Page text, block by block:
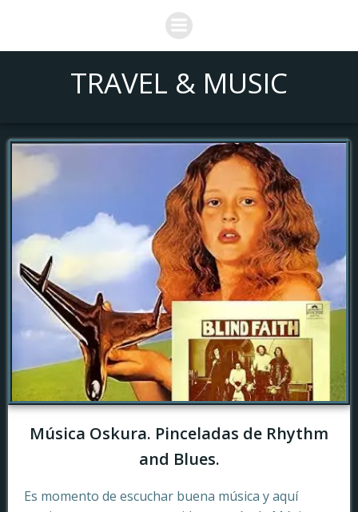
Saltar
al
contenido
TRAVEL & MUSIC
Música Oskura. Pinceladas de Rhythm
and Blues.
Es momento de escuchar buena música y aquí